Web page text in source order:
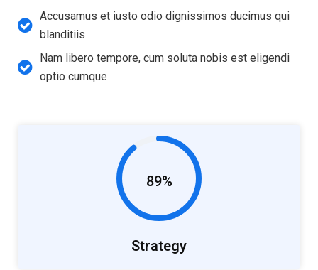
Accusamus et iusto odio dignissimos ducimus qui
blanditiis
Nam libero tempore, cum soluta nobis est eligendi
optio cumque
89%
Strategy